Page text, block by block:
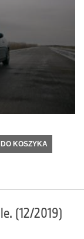
KOSZYKA
(12/2019)